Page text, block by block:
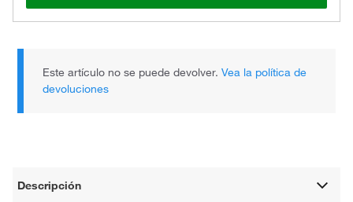
Este artículo no se puede devolver.Vea la política de
devoluciones
Descripción